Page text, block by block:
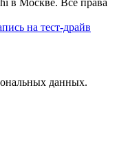
на тест-драйв
данных.